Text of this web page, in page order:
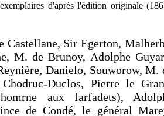
d'après l'édition originale
Castellane, Sir Egerton,
M. de Brunoy, Adolphe
Danielo, Souworow, M.
Duclos, Pierre le
aux farfadets),
de Condé, le général